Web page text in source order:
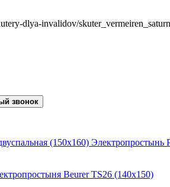
dlya-invalidov/
звонок
Электропростынь
Beurer TS26 (140x150)